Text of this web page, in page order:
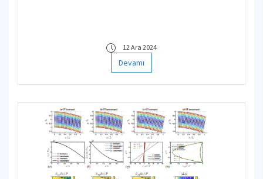
12 Ara 2024
Devamı